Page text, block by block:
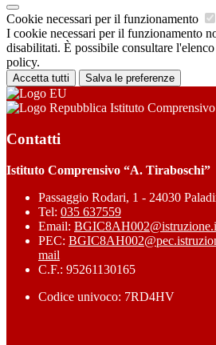
Cookie necessari per il funzionamento
I cookie necessari per il funzionamento
disabilitati. È possibile consultare
policy.
Accetta tutti Salva le preferenze
Istituto
Contatti
Istituto Comprensivo “A. Tiraboschi”
Passaggio Rodari, 1 - 24030
Tel: 035 637559
Email:
PEC:
mail
C.F.: 95261130165
Codice univoco: 7RD4HV